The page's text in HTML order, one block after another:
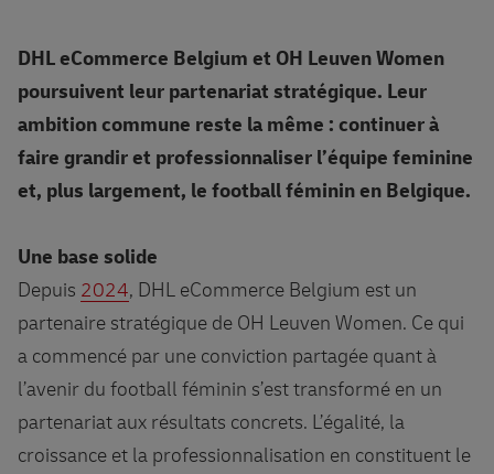
DHL eCommerce Belgium et OH Leuven Women
poursuivent leur partenariat stratégique. Leur
ambition commune reste la même : continuer à
faire grandir et professionnaliser l’équipe feminine
et, plus largement, le football féminin en Belgique.
Une base solide
Depuis 2024, DHL eCommerce Belgium est un
partenaire stratégique de OH Leuven Women. Ce qui
a commencé par une conviction partagée quant à
l’avenir du football féminin s’est transformé en un
partenariat aux résultats concrets. L’égalité, la
croissance et la professionnalisation en constituent le